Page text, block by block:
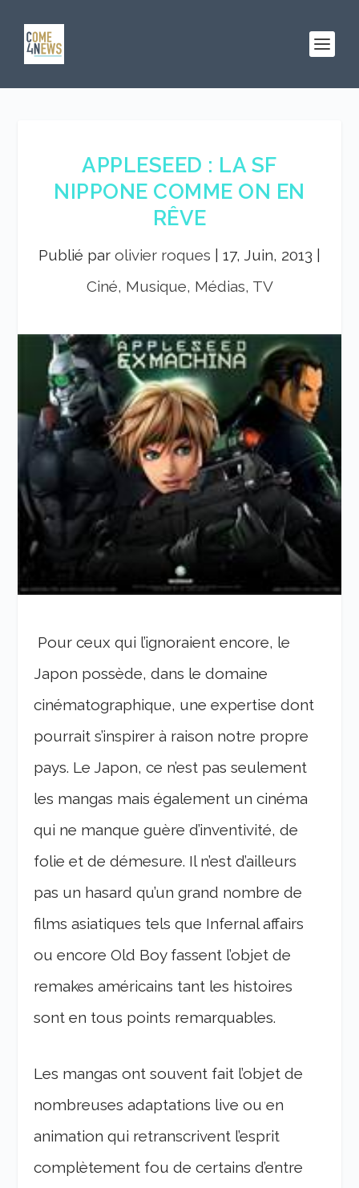
APPLESEED : LA SF
NIPPONE COMME ON EN
RÊVE
Publié par olivier roques 17, Juin, 2013
Ciné, Musique, Médias, TV
Pour ceux qui l’ignoraient encore, le
Japon possède, dans le domaine
cinématographique, une expertise dont
pourrait s’inspirer à raison notre propre
pays. Le Japon, ce n’est pas seulement
les mangas mais également un cinéma
qui ne manque guère d’inventivité, de
folie et de démesure. Il n’est d’ailleurs
pas un hasard qu’un grand nombre de
films asiatiques tels que Infernal affairs
ou encore Old Boy fassent l’objet de
remakes américains tant les histoires
sont en tous points remarquables.
Les mangas ont souvent fait l’objet de
nombreuses adaptations live ou en
animation qui retranscrivent l’esprit
complètement fou de certains d’entre